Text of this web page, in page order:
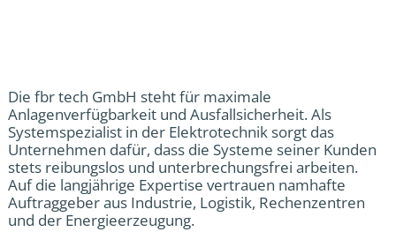
Die fbr tech GmbH steht für maximale
Anlagenverfügbarkeit und Ausfallsicherheit. Als
Systemspezialist in der Elektrotechnik sorgt das
Unternehmen dafür, dass die Systeme seiner Kunden
stets reibungslos und unterbrechungsfrei arbeiten.
Auf die langjährige Expertise vertrauen namhafte
Auftraggeber aus Industrie, Logistik, Rechenzentren
und der Energieerzeugung.